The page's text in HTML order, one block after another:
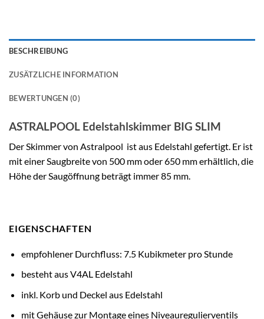
BESCHREIBUNG
ZUSÄTZLICHE INFORMATION
BEWERTUNGEN (0)
ASTRALPOOL Edelstahlskimmer BIG SLIM
Der Skimmer von Astralpool ist aus Edelstahl gefertigt. Er ist
mit einer Saugbreite von 500 mm oder 650 mm erhältlich, die
Höhe der Saugöffnung beträgt immer 85 mm.
EIGENSCHAFTEN
empfohlener Durchfluss: 7.5 Kubikmeter pro Stunde
besteht aus V4AL Edelstahl
inkl. Korb und Deckel aus Edelstahl
mit Gehäuse zur Montage eines Niveauregulierventils